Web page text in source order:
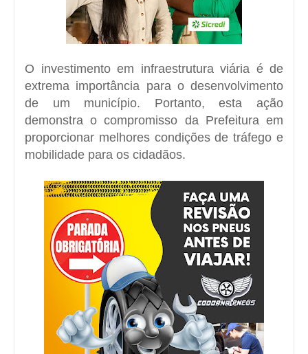
O investimento em infraestrutura viária é de
extrema importância para o desenvolvimento
de um município. Portanto, esta ação
demonstra o compromisso da Prefeitura em
proporcionar melhores condições de tráfego e
mobilidade para os cidadãos.